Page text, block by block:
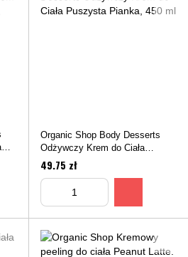
Organic Shop Body Desserts
Odżywczy Krem do Ciała
Puszysta Pianka, 450 ml
49.75 zł